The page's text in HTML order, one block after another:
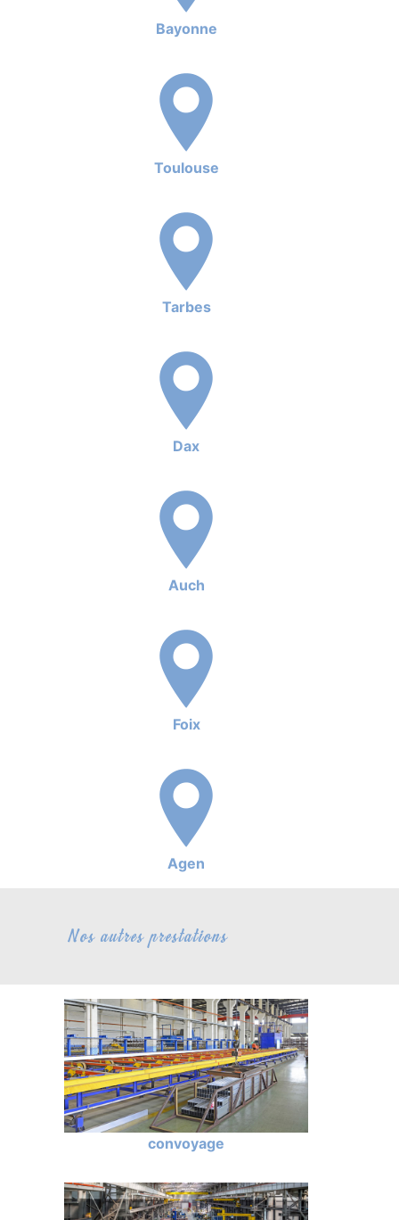
Bayonne
Toulouse
Tarbes
Dax
Auch
Foix
Agen
Nos autres prestations
convoyage